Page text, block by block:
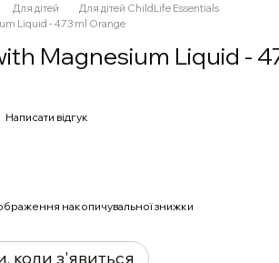
Для дітей
Для дітей ChildLife Essentials
Liquid - 473 ml Orange
Magnesium Liquid -
Написати відгук
накопичувальної знижки
коли з'явиться